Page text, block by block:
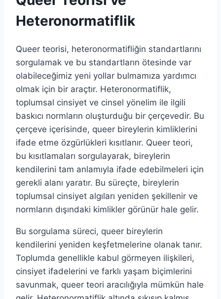
Heteronormatiflik
Queer teorisi, heteronormatifliğin standartlarını
sorgulamak ve bu standartların ötesinde var
olabileceğimiz yeni yollar bulmamıza yardımcı
olmak için bir araçtır. Heteronormatiflik,
toplumsal cinsiyet ve cinsel yönelim ile ilgili
baskıcı normların oluşturduğu bir çerçevedir. Bu
çerçeve içerisinde, queer bireylerin kimliklerini
ifade etme özgürlükleri kısıtlanır. Queer teori,
bu kısıtlamaları sorgulayarak, bireylerin
kendilerini tam anlamıyla ifade edebilmeleri için
gerekli alanı yaratır. Bu süreçte, bireylerin
toplumsal cinsiyet algıları yeniden şekillenir ve
normların dışındaki kimlikler görünür hale gelir.
Bu sorgulama süreci, queer bireylerin
kendilerini yeniden keşfetmelerine olanak tanır.
Toplumda genellikle kabul görmeyen ilişkileri,
cinsiyet ifadelerini ve farklı yaşam biçimlerini
savunmak, queer teori aracılığıyla mümkün hale